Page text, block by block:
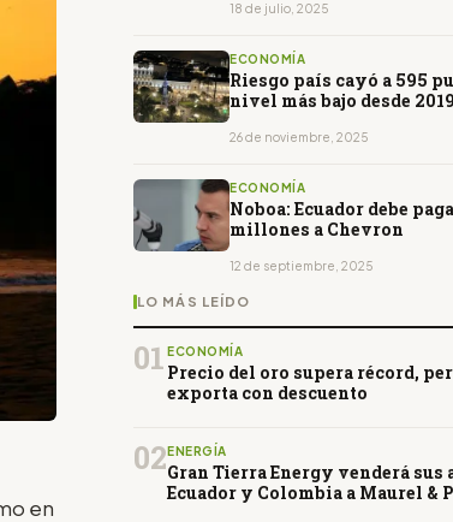
en
18 de julio, 2025
ECONOMÍA
Riesgo país cayó a 595
nivel más bajo desde 2019
26 de noviembre, 2025
ECONOMÍA
Noboa: Ecuador debe
millones a Chevron
12 de septiembre, 2025
LO MÁS LEÍDO
01 ECONOMÍA
Precio del oro supera récord,
exporta con descuento
02 ENERGÍA
Gran Tierra Energy venderá sus
Ecuador y Colombia a Maurel &